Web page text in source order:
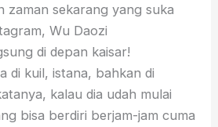
zaman sekarang yang suka
Wu Daozi
di depan kaisar!
di kuil, istana, bahkan di
kalau dia udah mulai
bisa berdiri berjam-jam cuma